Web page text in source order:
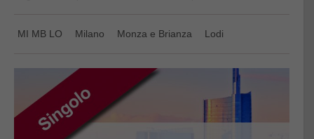
MI MB LO Milano Monza e Brianza Lodi